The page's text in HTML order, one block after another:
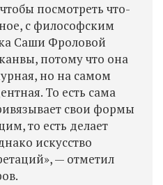
посмотреть что-
с философским
Саши Фроловой
потому что она
но на самом
То есть сама
свои формы
то есть делает
искусство
— отметил